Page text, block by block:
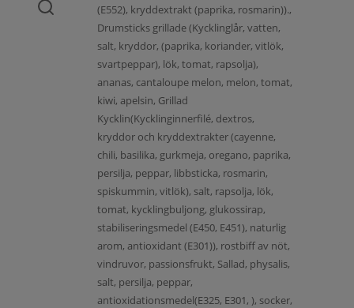
(E552), kryddextrakt (paprika, rosmarin)).,
Drumsticks grillade (Kycklinglår, vatten,
salt, kryddor, (paprika, koriander, vitlök,
svartpeppar), lök, tomat, rapsolja),
ananas, cantaloupe melon, melon, tomat,
kiwi, apelsin, Grillad
Kycklin(Kycklinginnerfilé, dextros,
kryddor och kryddextrakter (cayenne,
chili, basilika, gurkmeja, oregano, paprika,
persilja, peppar, libbsticka, rosmarin,
spiskummin, vitlök), salt, rapsolja, lök,
tomat, kycklingbuljong, glukossirap,
stabiliseringsmedel (E450, E451), naturlig
arom, antioxidant (E301)), rostbiff av nöt,
vindruvor, passionsfrukt, Sallad, physalis,
salt, persilja, peppar,
antioxidationsmedel(E325, E301, ), socker,